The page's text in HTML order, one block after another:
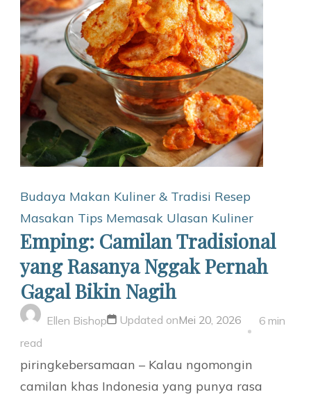
Budaya Makan Kuliner & Tradisi Resep
Masakan Tips Memasak Ulasan Kuliner
Emping: Camilan Tradisional
yang Rasanya Nggak Pernah
Gagal Bikin Nagih
Ellen Bishop Updated onMei 20, 2026
6 min
read
piringkebersamaan – Kalau ngomongin
camilan khas Indonesia yang punya rasa